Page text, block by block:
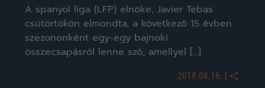
A spanyol liga (LFP) elnöke, Javier Tebas
csütörtökön elmondta, a következő 15 évben
szezononként egy-egy bajnoki
összecsapásról lenne szó, amellyel […]
2018.08.16. |